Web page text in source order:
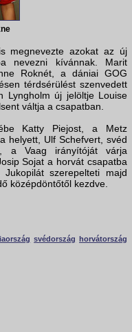
megnevezte azokat az új
nevezni kívánnak. Marit
Roknét, a dániai GOG
térdsérülést szenvedett
Lyngholm új jelöltje Louise
váltja a csapatban.
Katty Piejost, a Metz
helyett, Ulf Schefvert, svéd
a Vaag irányítóját várja
Sojat a horvát csapatba
szerepelteti majd
középdöntőtől kezdve.
svédország horvátország